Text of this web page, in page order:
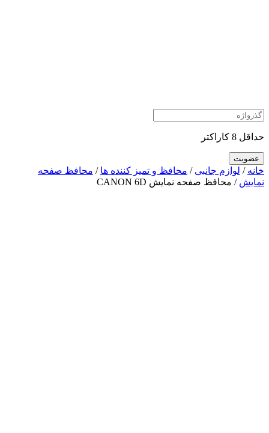
حداقل 8 کاراکتر
خانه / لوازم جانبی / محافظ و تمیز کننده ها / محافظ صفحه
نمایش / محافظ صفحه نمایش CANON 6D